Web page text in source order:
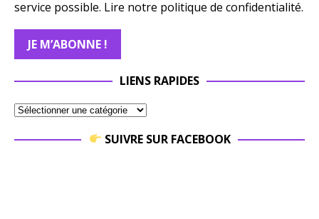
service possible. Lire notre politique de confidentialité.
LIENS RAPIDES
SUIVRE SUR FACEBOOK